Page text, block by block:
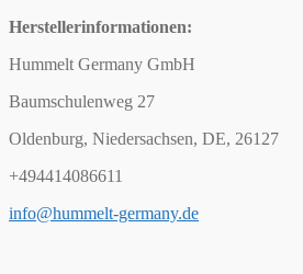
Herstellerinformationen:
Hummelt Germany GmbH
Baumschulenweg 27
Oldenburg, Niedersachsen, DE, 26127
+494414086611
info@hummelt-germany.de